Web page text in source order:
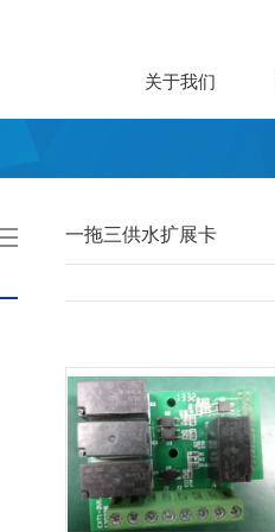
关于我们
一拖三供水扩展卡